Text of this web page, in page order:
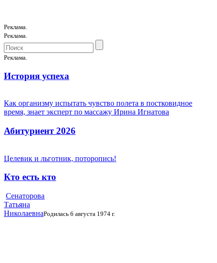
Реклама.
Реклама.
Реклама.
История успеха
Как организму испытать чувство полета в постковидное
время, знает эксперт по массажу Ирина Игнатова
Абитуриент 2026
Целевик и льготник, поторопись!
Кто есть кто
Сенаторова
Татьяна
НиколаевнаРодилась 6 августа 1974 г.